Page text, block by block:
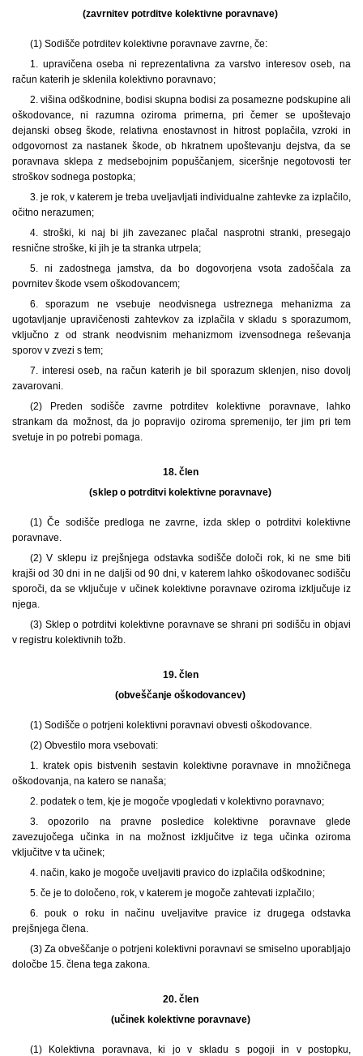
(zavrnitev potrditve kolektivne poravnave)
(1) Sodišče potrditev kolektivne poravnave zavrne, če:
1. upravičena oseba ni reprezentativna za varstvo interesov oseb, na
račun katerih je sklenila kolektivno poravnavo;
2. višina odškodnine, bodisi skupna bodisi za posamezne podskupine ali
oškodovance, ni razumna oziroma primerna, pri čemer se upoštevajo
dejanski obseg škode, relativna enostavnost in hitrost poplačila, vzroki in
odgovornost za nastanek škode, ob hkratnem upoštevanju dejstva, da se
poravnava sklepa z medsebojnim popuščanjem, siceršnje negotovosti ter
stroškov sodnega postopka;
3. je rok, v katerem je treba uveljavljati individualne zahtevke za izplačilo,
očitno nerazumen;
4. stroški, ki naj bi jih zavezanec plačal nasprotni stranki, presegajo
resnične stroške, ki jih je ta stranka utrpela;
5. ni zadostnega jamstva, da bo dogovorjena vsota zadoščala za
povrnitev škode vsem oškodovancem;
6. sporazum ne vsebuje neodvisnega ustreznega mehanizma za
ugotavljanje upravičenosti zahtevkov za izplačila v skladu s sporazumom,
vključno z od strank neodvisnim mehanizmom izvensodnega reševanja
sporov v zvezi s tem;
7. interesi oseb, na račun katerih je bil sporazum sklenjen, niso dovolj
zavarovani.
(2) Preden sodišče zavrne potrditev kolektivne poravnave, lahko
strankam da možnost, da jo popravijo oziroma spremenijo, ter jim pri tem
svetuje in po potrebi pomaga.
18. člen
(sklep o potrditvi kolektivne poravnave)
(1) Če sodišče predloga ne zavrne, izda sklep o potrditvi kolektivne
poravnave.
(2) V sklepu iz prejšnjega odstavka sodišče določi rok, ki ne sme biti
krajši od 30 dni in ne daljši od 90 dni, v katerem lahko oškodovanec sodišču
sporoči, da se vključuje v učinek kolektivne poravnave oziroma izključuje iz
njega.
(3) Sklep o potrditvi kolektivne poravnave se shrani pri sodišču in objavi
v registru kolektivnih tožb.
19. člen
(obveščanje oškodovancev)
(1) Sodišče o potrjeni kolektivni poravnavi obvesti oškodovance.
(2) Obvestilo mora vsebovati:
1. kratek opis bistvenih sestavin kolektivne poravnave in množičnega
oškodovanja, na katero se nanaša;
2. podatek o tem, kje je mogoče vpogledati v kolektivno poravnavo;
3. opozorilo na pravne posledice kolektivne poravnave glede
zavezujočega učinka in na možnost izključitve iz tega učinka oziroma
vključitve v ta učinek;
4. način, kako je mogoče uveljaviti pravico do izplačila odškodnine;
5. če je to določeno, rok, v katerem je mogoče zahtevati izplačilo;
6. pouk o roku in načinu uveljavitve pravice iz drugega odstavka
prejšnjega člena.
(3) Za obveščanje o potrjeni kolektivni poravnavi se smiselno uporabljajo
določbe 15. člena tega zakona.
20. člen
(učinek kolektivne poravnave)
(1) Kolektivna poravnava, ki jo v skladu s pogoji in v postopku,